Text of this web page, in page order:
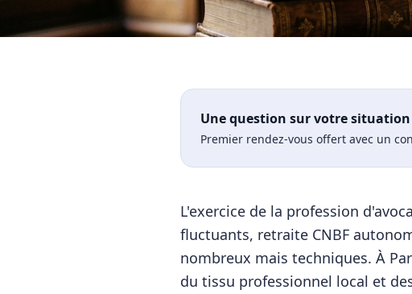
Une question sur votre situation
Premier rendez-vous offert avec un
L'exercice de la profession
fluctuants, retraite CNBF
nombreux mais techniques. À
du tissu professionnel local et